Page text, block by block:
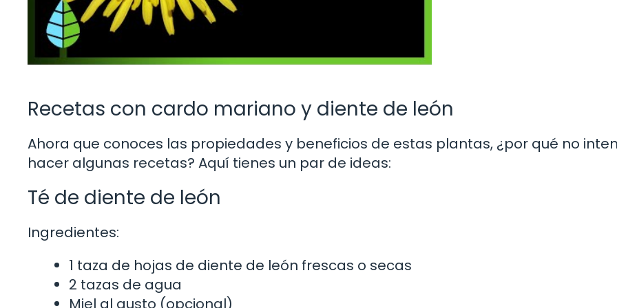
Recetas con cardo mariano y diente de león
Ahora que conoces las propiedades y beneficios de estas plantas, ¿por qué no
hacer algunas recetas? Aquí tienes un par de ideas:
Té de diente de león
Ingredientes:
1 taza de hojas de diente de león frescas o secas
2 tazas de agua
Miel al gusto (opcional)